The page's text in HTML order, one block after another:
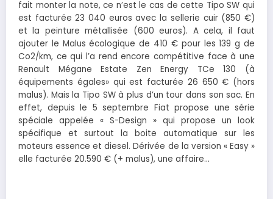
fait monter la note, ce n’est le cas de cette Tipo SW qui
est facturée 23 040 euros avec la sellerie cuir (850 €)
et la peinture métallisée (600 euros). A cela, il faut
ajouter le Malus écologique de 410 € pour les 139 g de
Co2/km, ce qui l’a rend encore compétitive face à une
Renault Mégane Estate Zen Energy TCe 130 (à
équipements égales» qui est facturée 26 650 € (hors
malus). Mais la Tipo SW à plus d’un tour dans son sac. En
effet, depuis le 5 septembre Fiat propose une série
spéciale appelée « S-Design » qui propose un look
spécifique et surtout la boite automatique sur les
moteurs essence et diesel. Dérivée de la version « Easy »
elle facturée 20.590 € (+ malus), une affaire…